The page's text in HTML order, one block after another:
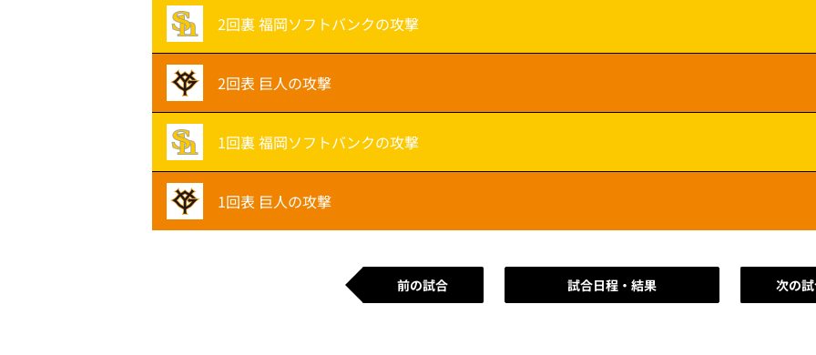
2回裏 福岡ソフトバンクの攻撃
2回表 巨人の攻撃
1回裏 福岡ソフトバンクの攻撃
1回表 巨人の攻撃
前の試合 試合日程・結果 次の